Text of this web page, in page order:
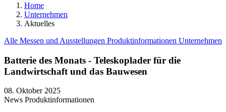
Home
Unternehmen
Aktuelles
Alle Messen und Ausstellungen Produktinformationen Unternehmen
Batterie des Monats - Teleskoplader für die
Landwirtschaft und das Bauwesen
08. Oktober 2025
News Produktinformationen